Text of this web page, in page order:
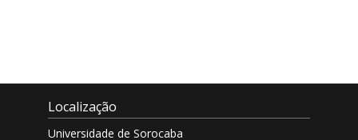
Localização
Universidade de Sorocaba